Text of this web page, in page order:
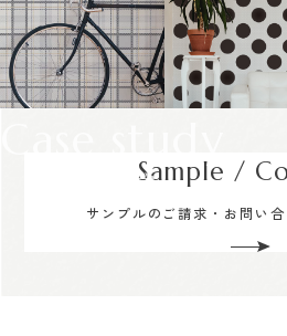
Sample /
サンプルのご請求・お問い